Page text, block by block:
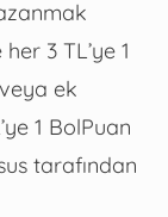
3 TL’ye 1
ek
1 BolPuan
tarafından